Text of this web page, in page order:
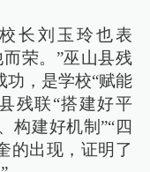
长刘玉玲也表
荣。”巫山县残
功，是学校“赋能
残联“搭建好平
构建好机制”“四
的出现，证明了